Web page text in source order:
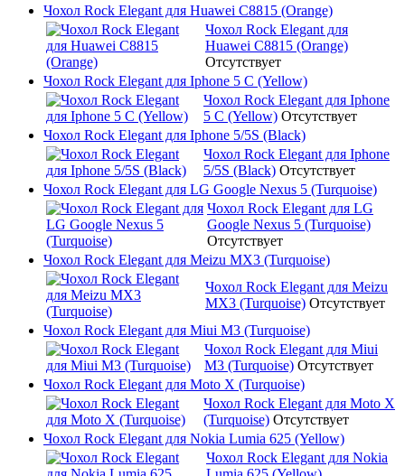
Чохол Rock Elegant для Huawei C8815 (Orange)
Чохол Rock Elegant для
Huawei C8815 (Orange)
Отсутствует
Чохол Rock Elegant для Iphone 5 C (Yellow)
Чохол Rock Elegant для Iphone
5 C (Yellow) Отсутствует
Чохол Rock Elegant для Iphone 5/5S (Black)
Чохол Rock Elegant для Iphone
5/5S (Black) Отсутствует
Чохол Rock Elegant для LG Google Nexus 5 (Turquoise)
Чохол Rock Elegant для LG
Google Nexus 5 (Turquoise)
Отсутствует
Чохол Rock Elegant для Meizu MX3 (Turquoise)
Чохол Rock Elegant для Meizu
MX3 (Turquoise) Отсутствует
Чохол Rock Elegant для Miui M3 (Turquoise)
Чохол Rock Elegant для Miui
M3 (Turquoise) Отсутствует
Чохол Rock Elegant для Moto X (Turquoise)
Чохол Rock Elegant для Moto X
(Turquoise) Отсутствует
Чохол Rock Elegant для Nokia Lumia 625 (Yellow)
Чохол Rock Elegant для Nokia